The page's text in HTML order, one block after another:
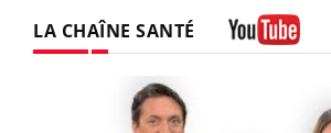
LA CHAÎNE SANTÉ